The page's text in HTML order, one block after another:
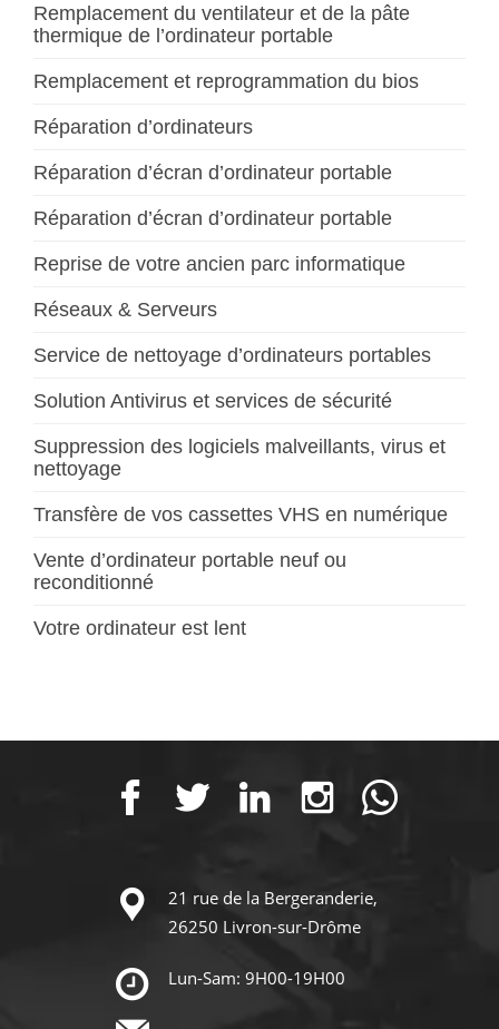
Remplacement du ventilateur et de la pâte
thermique de l’ordinateur portable
Remplacement et reprogrammation du bios
Réparation d’ordinateurs
Réparation d’écran d’ordinateur portable
Réparation d’écran d’ordinateur portable
Reprise de votre ancien parc informatique
Réseaux & Serveurs
Service de nettoyage d’ordinateurs portables
Solution Antivirus et services de sécurité
Suppression des logiciels malveillants, virus et
nettoyage
Transfère de vos cassettes VHS en numérique
Vente d’ordinateur portable neuf ou
reconditionné
Votre ordinateur est lent
21 rue de la Bergeranderie,
26250 Livron-sur-Drôme
Lun-Sam: 9H00-19H00